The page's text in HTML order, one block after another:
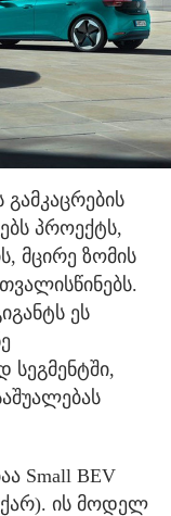
პროექტს,
მცირე ზომის
ეს
Small BEV
ქარ). ის მოდელ